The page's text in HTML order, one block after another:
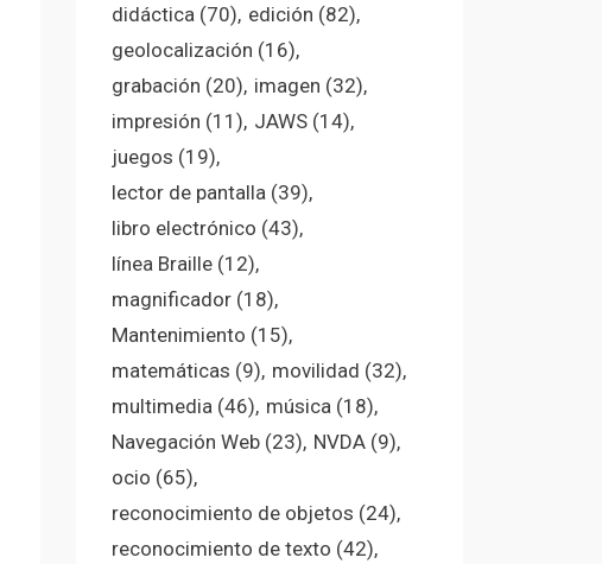
didáctica(70) edición (82)
geolocalización (16)
grabación (20) imagen (32)
impresión (11) JAWS(14)
juegos (19)
lector de pantalla(39)
libro electrónico (43)
línea Braille(12)
magnificador(18)
Mantenimiento (15)
matemáticas (9) movilidad (32)
multimedia(46) música(18)
Navegación Web(23) NVDA(9)
ocio (65)
reconocimiento de objetos (24)
reconocimiento de texto (42)